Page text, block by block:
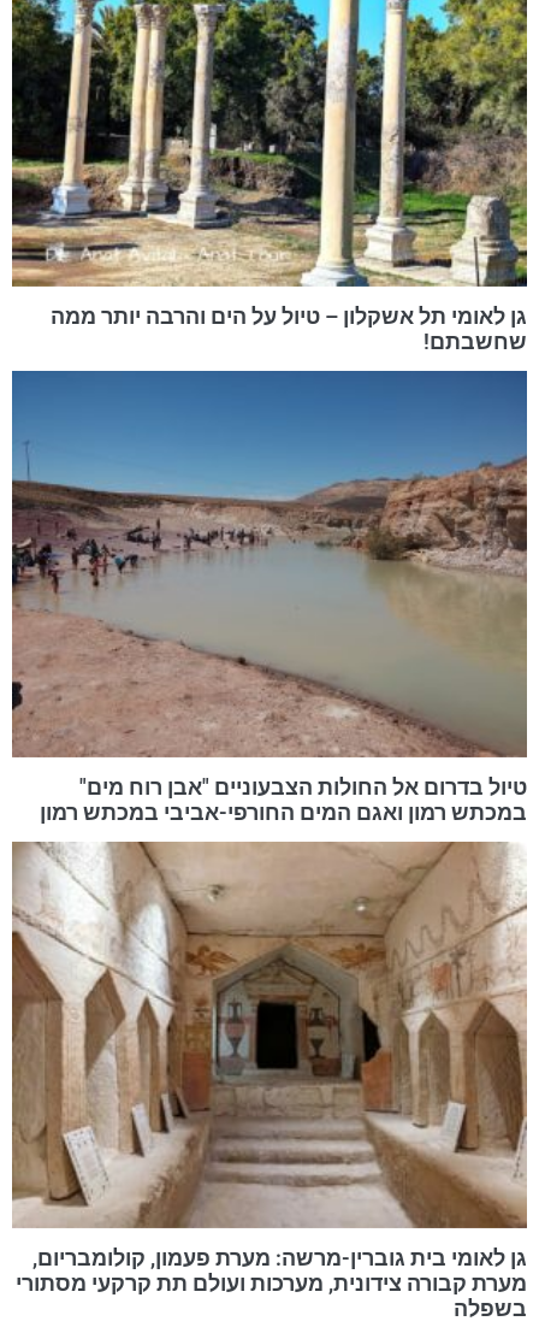
גן לאומי תל אשקלון – טיול על הים והרבה יותר ממה
שחשבתם!
טיול בדרום אל החולות הצבעוניים "אבן רוח מים"
במכתש רמון ואגם המים החורפי-אביבי במכתש רמון
גן לאומי בית גוברין-מרשה: מערת פעמון, קולומבריום,
מערת קבורה צידונית, מערכות ועולם תת קרקעי מסתורי
בשפלה